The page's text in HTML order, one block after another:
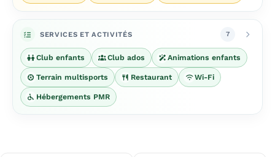
SERVICES ET ACTIVITÉS 7
Club enfants Club ados Animations enfants
Terrain multisports Restaurant Wi-Fi
Hébergements PMR